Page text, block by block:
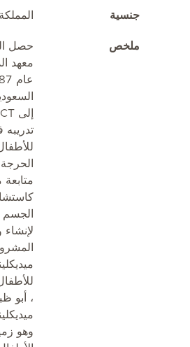
جنسية
ملخص
حصل
معهد
الجسم
، أبو
وهو